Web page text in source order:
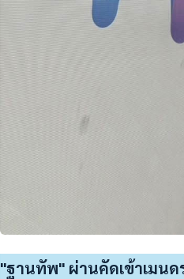
"ฐานทัพ" ผ่านคัดเข้าเมน